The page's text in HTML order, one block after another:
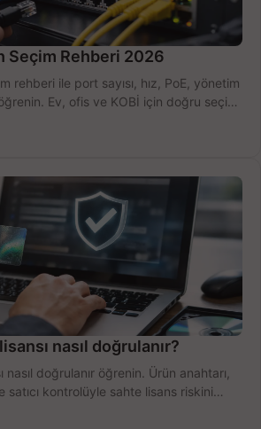
Seçim Rehberi 2026
rehberi ile port sayısı, hız, PoE, yönetim
Ev, ofis ve KOBİ için doğru seçimi
nasıl doğrulanır?
nasıl doğrulanır öğrenin. Ürün anahtarı,
kontrolüyle sahte lisans riskini